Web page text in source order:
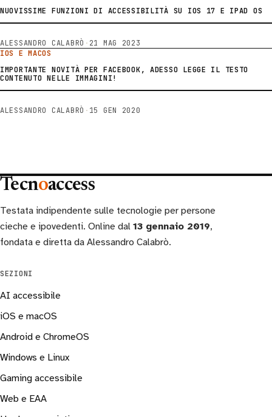
NUOVISSIME FUNZIONI DI ACCESSIBILITÀ SU IOS 17 E IPAD OS
ALESSANDRO CALABRÒ · 21 MAG 2023
IOS E MACOS
IMPORTANTE NOVITÀ PER FACEBOOK, ADESSO LEGGE IL TESTO
CONTENUTO NELLE IMMAGINI!
ALESSANDRO CALABRÒ · 15 GEN 2020
Tecnoaccess
Testata indipendente sulle tecnologie per persone
cieche e ipovedenti. Online dal 13 gennaio 2019,
fondata e diretta da Alessandro Calabrò.
SEZIONI
AI accessibile
iOS e macOS
Android e ChromeOS
Windows e Linux
Gaming accessibile
Web e EAA